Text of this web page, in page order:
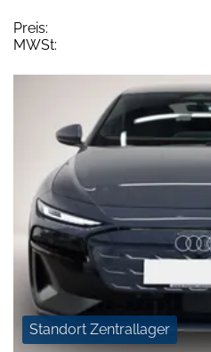
Preis:
MWSt:
Standort Zentrallager